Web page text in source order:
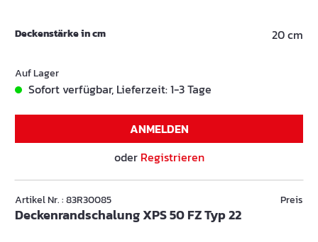
Deckenstärke in cm 20 cm
Auf Lager
Sofort verfügbar, Lieferzeit: 1-3 Tage
ANMELDEN
oder Registrieren
Artikel Nr. : 83R30085
Deckenrandschalung XPS 50 FZ Typ 22
Preis